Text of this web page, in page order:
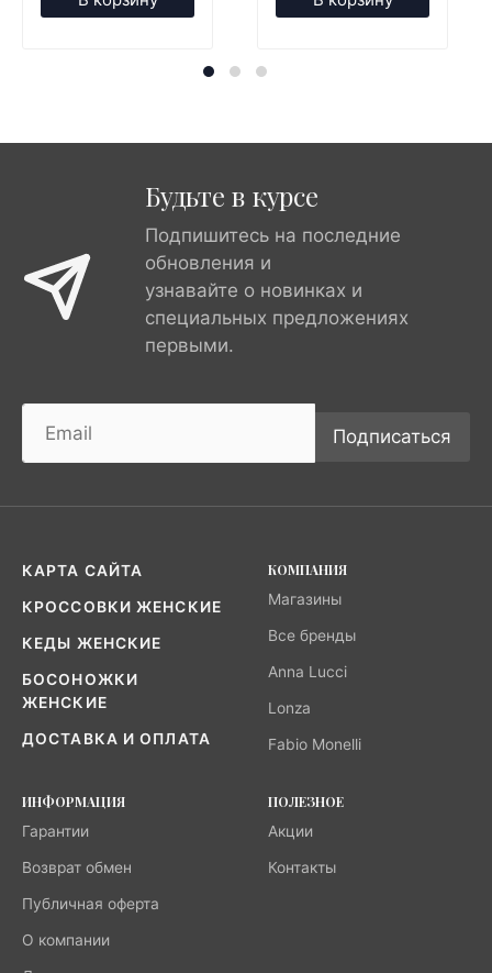
Будьте в курсе
Подпишитесь на последние
обновления и
узнавайте о новинках и
специальных предложениях
первыми.
Подписаться
КАРТА САЙТА
КРОССОВКИ ЖЕНСКИЕ
КЕДЫ ЖЕНСКИЕ
БОСОНОЖКИ
ЖЕНСКИЕ
ДОСТАВКА И ОПЛАТА
КОМПАНИЯ
Магазины
Все бренды
Anna Lucci
Lonza
Fabio Monelli
ИНФОРМАЦИЯ
Гарантии
Возврат обмен
Публичная оферта
О компании
ПОЛЕЗНОЕ
Акции
Контакты